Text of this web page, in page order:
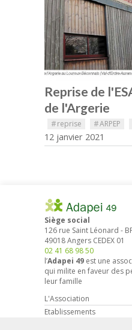
Reprise de
de l'Argerie
#reprise #ARPEP
12 janvier 2021
Siège social
126 rue Saint Léonard -
49018Angers CEDEX 01
02 41 68 98 50
l’Adapei 49 est une
qui milite en faveur des
leur famille
L'Association
Etablissements